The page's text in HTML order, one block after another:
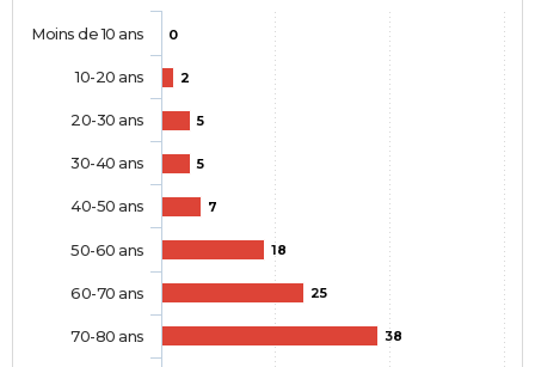
0
2
5
5
7
18
25
38
Moins de 10 ans
10-20 ans
20-30 ans
30-40 ans
40-50 ans
50-60 ans
60-70 ans
70-80 ans